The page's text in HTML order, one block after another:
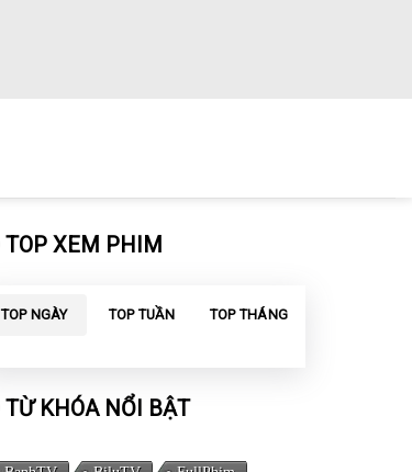
TOP XEM PHIM
TOP NGÀY TOP TUẦN TOP THÁNG
TỪ KHÓA NỔI BẬT